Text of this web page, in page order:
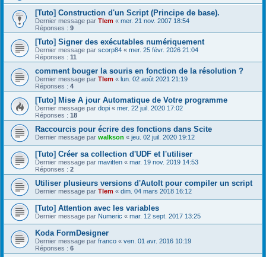
[Tuto] Construction d'un Script (Principe de base).
Dernier message par Tlem « mer. 21 nov. 2007 18:54
Réponses : 9
[Tuto] Signer des exécutables numériquement
Dernier message par scorp84 « mer. 25 févr. 2026 21:04
Réponses : 11
comment bouger la souris en fonction de la résolution ?
Dernier message par Tlem « lun. 02 août 2021 21:19
Réponses : 4
[Tuto] Mise A jour Automatique de Votre programme
Dernier message par dopi « mer. 22 juil. 2020 17:02
Réponses : 18
Raccourcis pour écrire des fonctions dans Scite
Dernier message par walkson « jeu. 02 juil. 2020 19:12
[Tuto] Créer sa collection d'UDF et l'utiliser
Dernier message par mavitten « mar. 19 nov. 2019 14:53
Réponses : 2
Utiliser plusieurs versions d'AutoIt pour compiler un script
Dernier message par Tlem « dim. 04 mars 2018 16:12
[Tuto] Attention avec les variables
Dernier message par Numeric « mar. 12 sept. 2017 13:25
Koda FormDesigner
Dernier message par franco « ven. 01 avr. 2016 10:19
Réponses : 6